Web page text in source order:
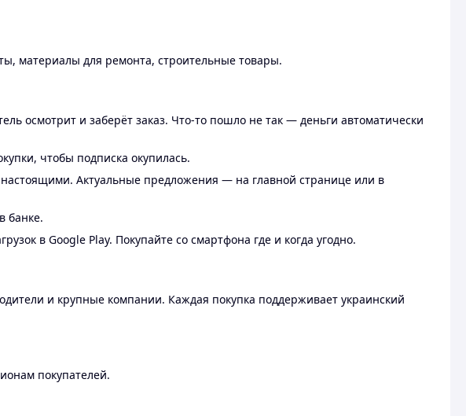
материалы для ремонта, строительные товары.
осмотрит и заберёт заказ. Что-то пошло не так — деньги автоматически
чтобы подписка окупилась.
Актуальные предложения — на главной странице или в
банке.
в Google Play. Покупайте со смартфона где и когда угодно.
и крупные компании. Каждая покупка поддерживает украинский
покупателей.